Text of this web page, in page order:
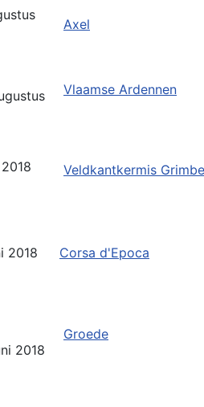
Axel
Vlaamse Ardennen
2018 Veldkantkermis
2018 Corsa d'Epoca
2018
Groede